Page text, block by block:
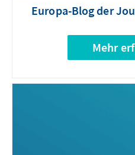
Europa-Blog der
Mehr